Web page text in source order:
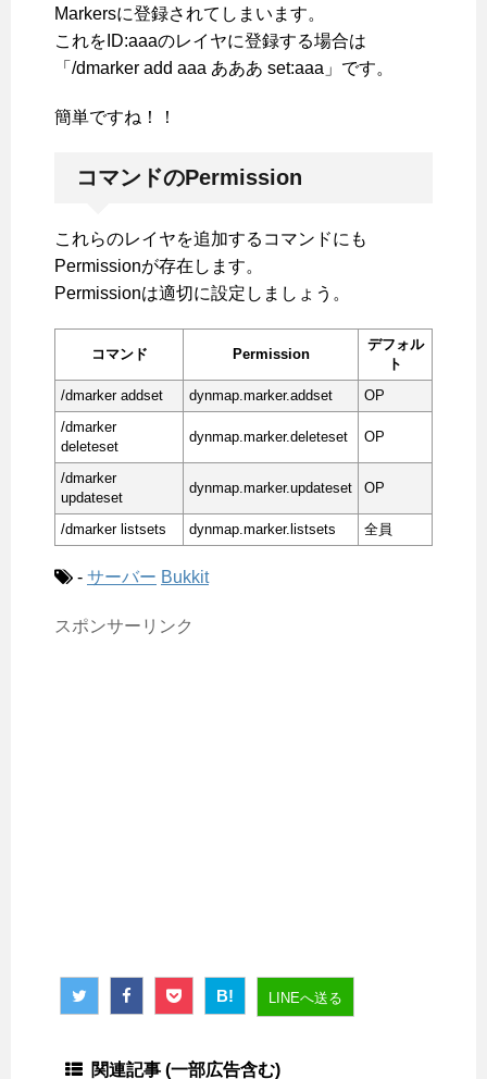
Markersに登録されてしまいます。
これをID:aaaのレイヤに登録する場合は
「/dmarker add aaa あああ set:aaa」です。
簡単ですね！！
コマンドのPermission
これらのレイヤを追加するコマンドにも
Permissionが存在します。
Permissionは適切に設定しましょう。
コマンド Permission
デフォル
ト
/dmarker addset
dynmap.marker.addset
OP
/dmarker
deleteset
dynmap.marker.deleteset OP
/dmarker
updateset
dynmap.marker.updateset OP
/dmarker listsets dynmap.marker.listsets 全員
- サーバー Bukkit
スポンサーリンク
B! LINEへ送る
関連記事 (一部広告含む)